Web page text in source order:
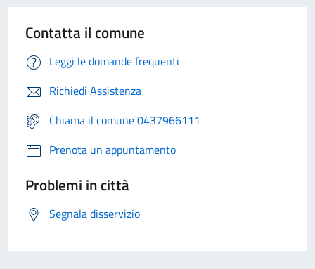
Contatta il comune
Leggi le domande frequenti
Richiedi Assistenza
Chiama il comune 0437966111
Prenota un appuntamento
Problemi in città
Segnala disservizio